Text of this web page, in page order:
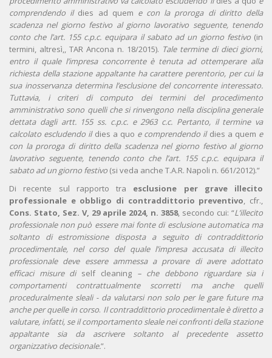
comprendendo il dies ad quem e con la proroga di diritto della
scadenza nel giorno festivo al giorno lavorativo seguente, tenendo
conto che l’art. 155 c.p.c. equipara il sabato ad un giorno festivo(in
termini, altresì,, TAR Ancona n. 18/2015). Tale termine di dieci giorni,
entro il quale l’impresa concorrente è tenuta ad ottemperare alla
richiesta della stazione appaltante ha carattere perentorio, per cui la
sua inosservanza determina l’esclusione del concorrente interessato.
Tuttavia, i criteri di computo dei termini del procedimento
amministrativo sono quelli che si rinvengono nella disciplina generale
dettata dagli artt. 155 ss. c.p.c. e 2963 c.c. Pertanto, il termine va
calcolato escludendo il dies a quo e comprendendo il dies a quem e
con la proroga di diritto della scadenza nel giorno festivo al giorno
lavorativo seguente, tenendo conto che l’art. 155 c.p.c. equipara il
sabato ad un giorno festivo (si veda anche T.A.R. Napoli n. 661/2012).”
Di recente sul rapporto tra esclusione per grave illecito
professionale e obbligo di contraddittorio preventivo, cfr.,
Cons. Stato, Sez. V, 29 aprile 2024, n. 3858, secondo cui: “L’illecito
professionale non può essere mai fonte di esclusione automatica ma
soltanto di estromissione disposta a seguito di contraddittorio
procedimentale, nel corso del quale l’impresa accusata di illecito
professionale deve essere ammessa a provare di avere adottato
efficaci misure di self cleaning– che debbono riguardare sia i
comportamenti contrattualmente scorretti ma anche quelli
proceduralmente sleali - da valutarsi non solo per le gare future ma
anche per quelle in corso. Il contraddittorio procedimentale è diretto a
valutare, infatti, se il comportamento sleale nei confronti della stazione
appaltante sia da ascrivere soltanto al precedente assetto
organizzativo decisionale.”.